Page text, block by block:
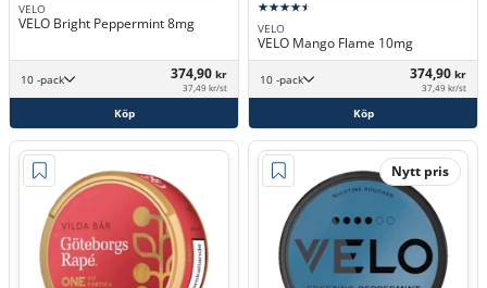
VELO
VELO Bright Peppermint 8mg
10 -pack 374,90 kr
37,49 kr/st
Köp
VELO
VELO Mango Flame 10mg
10 -pack 374,90 kr
37,49 kr/st
Köp
Nytt pris